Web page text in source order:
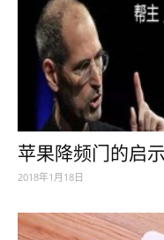
苹果降频门的启
2018年1月18日